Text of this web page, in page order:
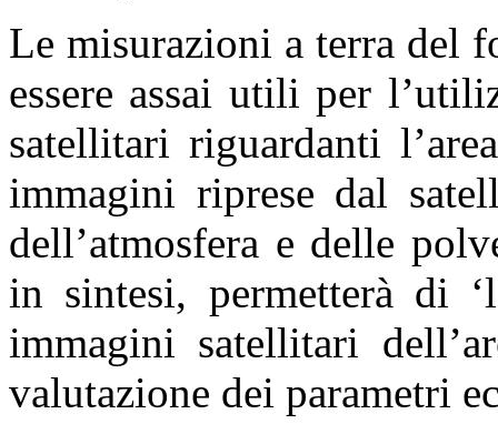
Le misurazioni a terra del
essere assai utili per
satellitari riguardanti
immagini riprese dal
dell’atmosfera e delle
in sintesi, permetterà di
immagini satellitari
valutazione dei parametri